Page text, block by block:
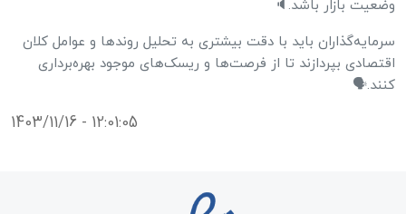
وضعیت بازار باشد.🔈
سرمایه‌گذاران باید با دقت بیشتری به تحلیل روندها و عوامل کلان
اقتصادی بپردازند تا از فرصت‌ها و ریسک‌های موجود بهره‌برداری
کنند.🗣️
1403/11/16 - 12:01:05